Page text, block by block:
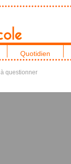
Quotidien
à questionner